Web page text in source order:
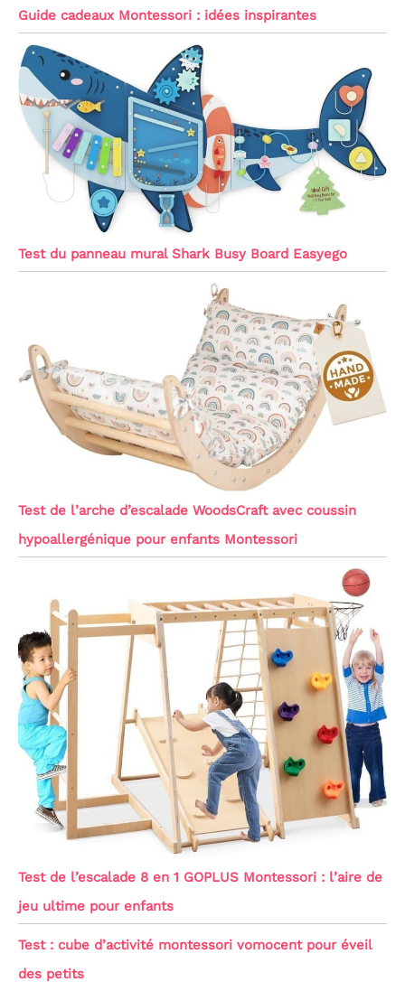
Guide cadeaux Montessori : idées inspirantes
Test du panneau mural Shark Busy Board Easyego
Test de l’arche d’escalade WoodsCraft avec coussin
hypoallergénique pour enfants Montessori
Test de l’escalade 8 en 1 GOPLUS Montessori : l’aire de
jeu ultime pour enfants
Test : cube d’activité montessori vomocent pour éveil
des petits